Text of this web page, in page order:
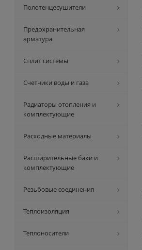
Полотенцесушители
Предохранительная
арматура
Сплит системы
Счетчики воды и газа
Радиаторы отопления и
комплектующие
Расходные материалы
Расширительные баки и
комплектующие
Резьбовые соединения
Теплоизоляция
Теплоносители